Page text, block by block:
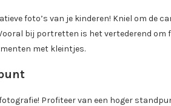
foto’s van je kinderen! Kniel om de
bij portretten is het vertederend om
met kleintjes.
Profiteer van een hoger